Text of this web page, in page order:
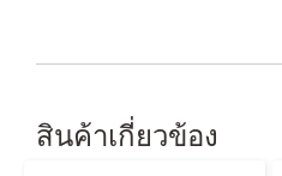
สินค้าเกี่ยวข้อง